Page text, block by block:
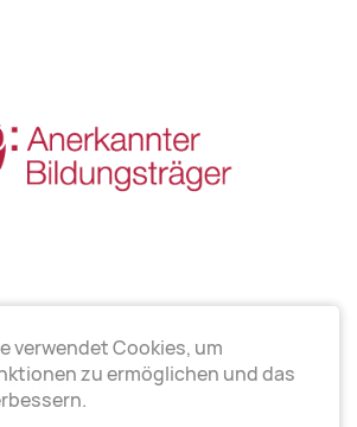
verwendet Cookies, um
zu ermöglichen und das